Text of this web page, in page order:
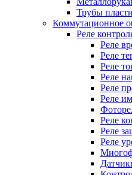
Трубы
Коммутационное
Реле
Реле
Реле
Реле
Реле
Реле
Реле
Реле
Реле
Реле